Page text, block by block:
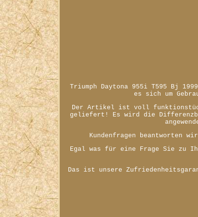
Triumph Daytona 955i T595 Bj
es sich um
Der Artikel ist voll
geliefert! Es wird die
Kundenfragen beantworten
Egal was für eine Frage Sie zu
Das ist unsere